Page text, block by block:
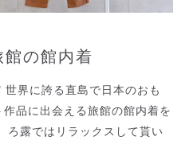
館の館内着
界に誇る直島で日本のおも
品に出会える旅館の館内着を
ろ露ではリラックスして貰い